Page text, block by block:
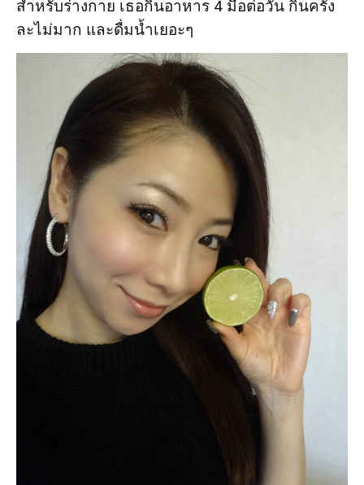
สำหรับร่างกาย เธอกินอาหาร 4 มื้อต่อวัน กินครั้ง
ละไม่มาก และดื่มน้ำเยอะๆ